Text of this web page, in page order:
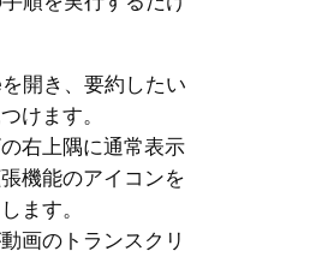
開き、要約したい
けます。
右上隅に通常表示
機能のアイコンを
ます。
画のトランスクリ